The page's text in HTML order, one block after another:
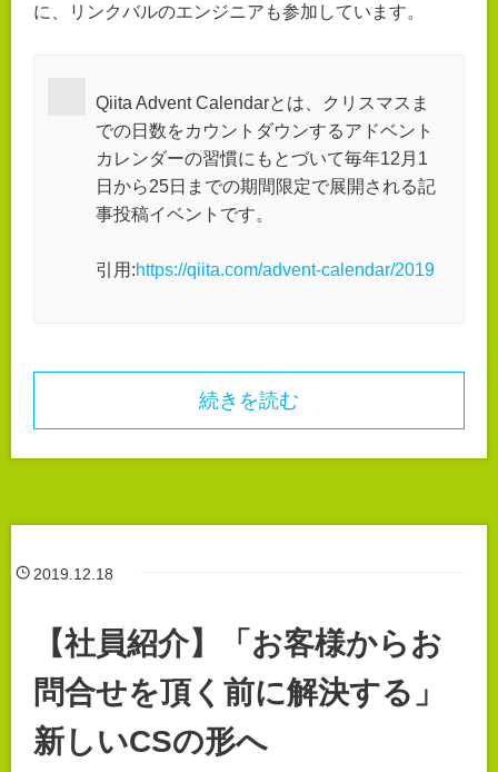
に、リンクバルのエンジニアも参加しています。
Qiita Advent Calendarとは、クリスマスま
での日数をカウントダウンするアドベント
カレンダーの習慣にもとづいて毎年12月1
日から25日までの期間限定で展開される記
事投稿イベントです。
引用:https://qiita.com/advent-calendar/2019
続きを読む
2019.12.18
【社員紹介】「お客様からお
問合せを頂く前に解決する」
新しいCSの形へ